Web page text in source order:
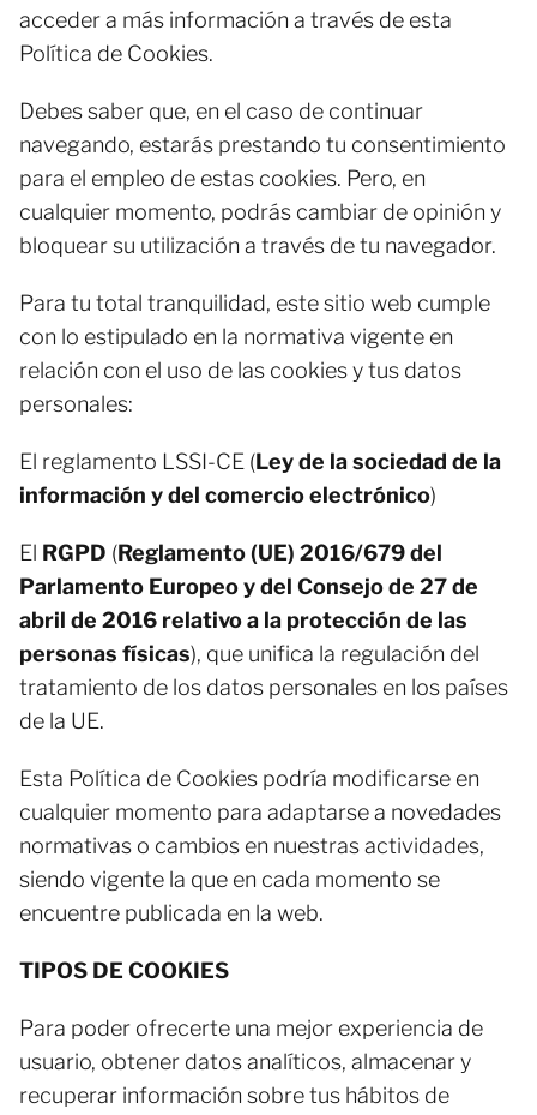
acceder a más información a través de esta
Política de Cookies.
Debes saber que, en el caso de continuar
navegando, estarás prestando tu consentimiento
para el empleo de estas cookies. Pero, en
cualquier momento, podrás cambiar de opinión y
bloquear su utilización a través de tu navegador.
Para tu total tranquilidad, este sitio web cumple
con lo estipulado en la normativa vigente en
relación con el uso de las cookies y tus datos
personales:
El reglamento LSSI-CE (Ley de la sociedad de la
información y del comercio electrónico)
El RGPD (Reglamento (UE) 2016/679 del
Parlamento Europeo y del Consejo de 27 de
abril de 2016 relativo a la protección de las
personas físicas), que unifica la regulación del
tratamiento de los datos personales en los países
de la UE.
Esta Política de Cookies podría modificarse en
cualquier momento para adaptarse a novedades
normativas o cambios en nuestras actividades,
siendo vigente la que en cada momento se
encuentre publicada en la web.
TIPOS DE COOKIES
Para poder ofrecerte una mejor experiencia de
usuario, obtener datos analíticos, almacenar y
recuperar información sobre tus hábitos de